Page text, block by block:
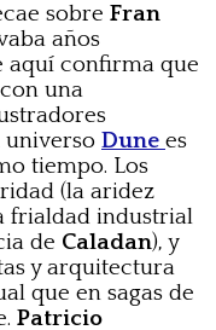
sobre Fran
años
aquí confirma que
una
universo Dune es
tiempo. Los
(la aridez
frialdad industrial
de Caladan), y
y arquitectura
que en sagas de
Patricio